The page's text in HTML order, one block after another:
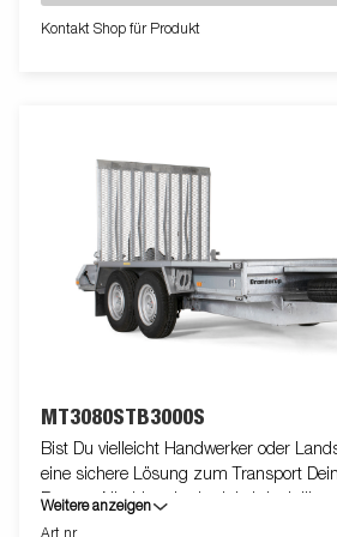
Kontakt Shop für Produkt
MT3080STB3000S
Bist Du vielleicht Handwerker oder
eine sichere Lösung zum Transport
Bagger. Niedriger Ladewinkel dank
Die langen begehbaren Kotflügel geben
Weitere anzeigen